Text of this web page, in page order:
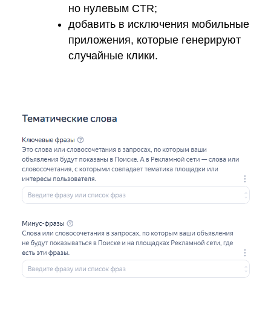
но нулевым CTR;
добавить в исключения мобильные
приложения, которые генерируют
случайные клики.